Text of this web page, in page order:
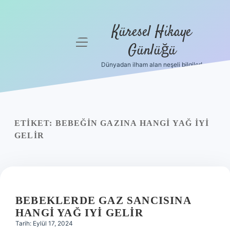
Yasal Uyarı
menüyü
Küresel Hikaye
Günlüğü
Dünyadan ilham alan neşeli bilgiler!
ETIKET: BEBEĞIN GAZINA HANGI YAĞ IYI
GELIR
BEBEKLERDE GAZ SANCISINA
HANGI YAĞ IYI GELIR
Tarih: Eylül 17, 2024